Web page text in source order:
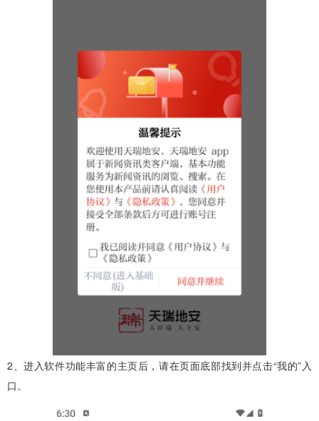
2、进入软件功能丰富的主页后，请在页面底部找到并点击“我的”入
口。